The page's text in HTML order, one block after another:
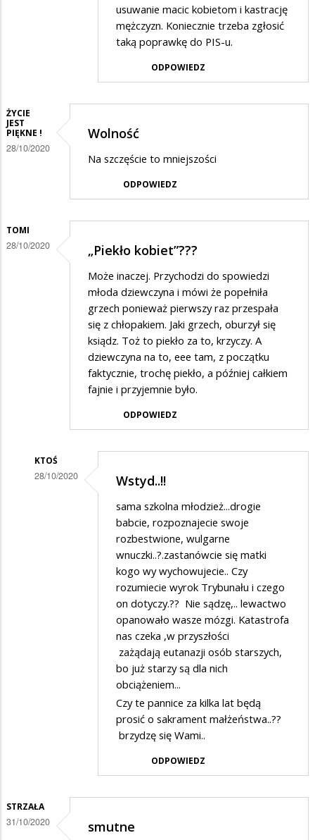
usunąć…
usuwanie macic kobietom i kastrację
mężczyzn. Koniecznie trzeba zgłosić
taką poprawkę do PIS-u.
ODPOWIEDZ
ŻYCIE
JEST
PIĘKNE !
28/10/2020
Wolność
Na szczęście to mniejszości
ODPOWIEDZ
TOMI
28/10/2020 „Piekło kobiet”???
Może inaczej. Przychodzi do spowiedzi
młoda dziewczyna i mówi że popełniła
grzech ponieważ pierwszy raz przespała
się z chłopakiem. Jaki grzech, oburzył się
ksiądz. Toż to piekło za to, krzyczy. A
dziewczyna na to, eee tam, z początku
faktycznie, trochę piekło, a później całkiem
fajnie i przyjemnie było.
ODPOWIEDZ
KTOŚ
28/10/2020 Wstyd..!!
sama szkolna młodzież...drogie
babcie, rozpoznajecie swoje
rozbestwione, wulgarne
wnuczki..?.zastanówcie się matki
kogo wy wychowujecie.. Czy
rozumiecie wyrok Trybunału i czego
on dotyczy.?? Nie sądzę,.. lewactwo
opanowało wasze mózgi. Katastrofa
nas czeka ,w przyszłości
zażądają eutanazji osób starszych,
bo już starzy są dla nich
obciążeniem...
Czy te pannice za kilka lat będą
prosić o sakrament małżeństwa..??
brzydzę się Wami..
ODPOWIEDZ
STRZAŁA
31/10/2020 smutne